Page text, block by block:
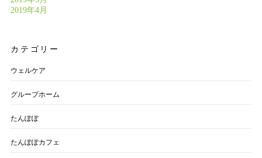
2019年4月
カテゴリー
ウェルケア
グループホーム
たんぽぽ
たんぽぽカフェ